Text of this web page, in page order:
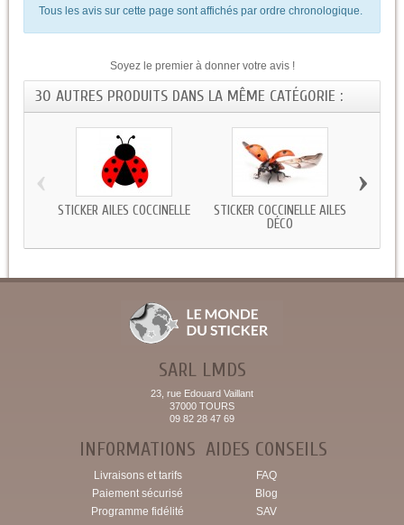
Tous les avis sur cette page sont affichés par ordre chronologique.
Soyez le premier à donner votre avis !
30 AUTRES PRODUITS DANS LA MÊME CATÉGORIE :
STICKER AILES COCCINELLE
STICKER COCCINELLE AILES
DÉCO
‹ ›
SARL LMDS
23, rue Edouard Vaillant
37000 TOURS
09 82 28 47 69
INFORMATIONS
Livraisons et tarifs
Paiement sécurisé
Programme fidélité
AIDES CONSEILS
FAQ
Blog
SAV